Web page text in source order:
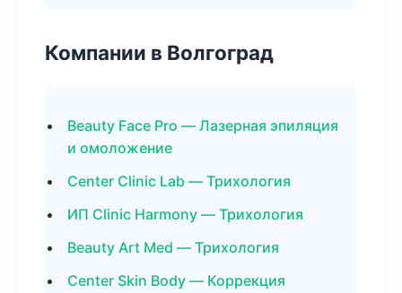
Компании в Волгоград
Beauty Face Pro — Лазерная эпиляция
и омоложение
Center Clinic Lab — Трихология
ИП Clinic Harmony — Трихология
Beauty Art Med — Трихология
Center Skin Body — Коррекция